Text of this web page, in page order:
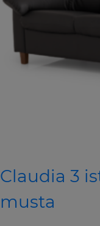
Claudia 3
musta